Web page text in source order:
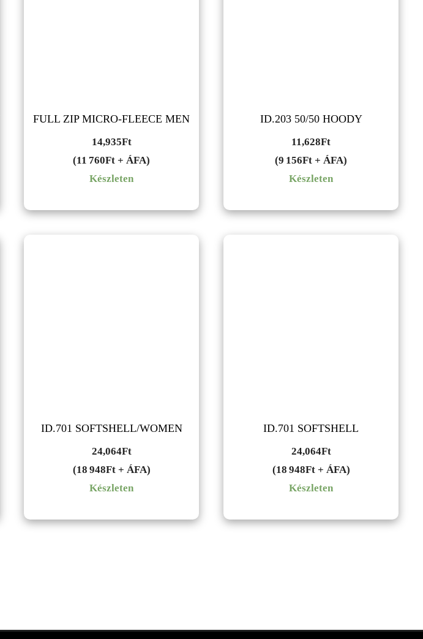
FULL ZIP MICRO-FLEECE MEN
14,935Ft
(11 760Ft + ÁFA)
Készleten
ID.203 50/50 HOODY
11,628Ft
(9 156Ft + ÁFA)
Készleten
ID.701 SOFTSHELL/WOMEN
24,064Ft
(18 948Ft + ÁFA)
Készleten
ID.701 SOFTSHELL
24,064Ft
(18 948Ft + ÁFA)
Készleten